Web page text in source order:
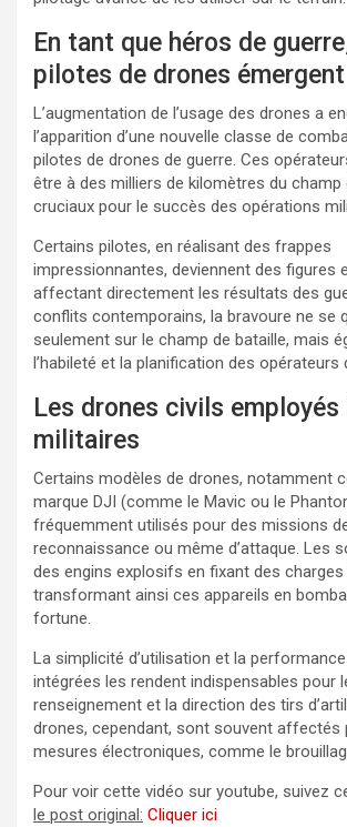
En tant que héros de
pilotes de drones émergent
L’augmentation de l’usage des drones a
l’apparition d’une nouvelle classe de
pilotes de drones de guerre. Ces
être à des milliers de kilomètres du champ
cruciaux pour le succès des opérations
Certains pilotes, en réalisant des frappes
impressionnantes, deviennent des figures
affectant directement les résultats des
conflits contemporains, la bravoure ne se
seulement sur le champ de bataille, mais
l’habileté et la planification des opérateurs
Les drones civils
militaires
Certains modèles de drones, notamment
marque DJI (comme le Mavic ou le
fréquemment utilisés pour des missions
reconnaissance ou même d’attaque. Les
des engins explosifs en fixant des
transformant ainsi ces appareils en
fortune.
La simplicité d’utilisation et la
intégrées les rendent indispensables pour
renseignement et la direction des tirs
drones, cependant, sont souvent affectés
mesures électroniques, comme le
Pour voir cette vidéo sur youtube, suivez
le post original: Cliquer ici